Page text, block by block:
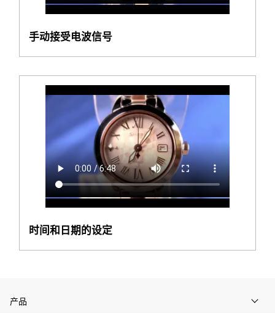
手动接受电波信号
时间和日期的设定
产品